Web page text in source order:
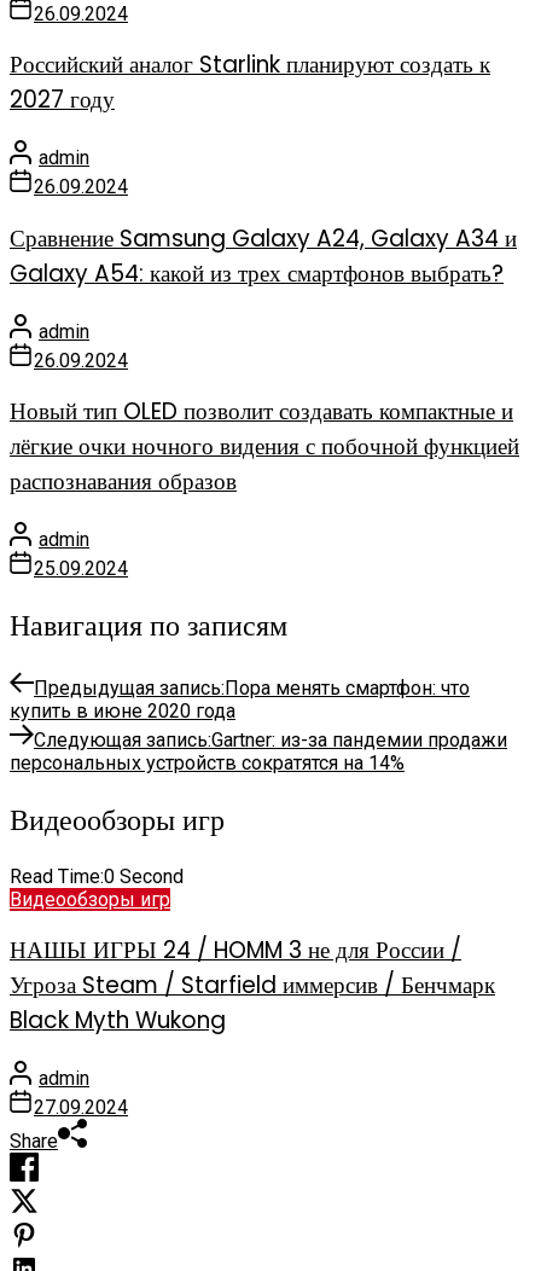
26.09.2024
Российский аналог Starlink планируют создать к
2027 году
admin
26.09.2024
Сравнение Samsung Galaxy A24, Galaxy A34 и
Galaxy A54: какой из трех смартфонов выбрать?
admin
26.09.2024
Новый тип OLED позволит создавать компактные и
лёгкие очки ночного видения с побочной функцией
распознавания образов
admin
25.09.2024
Навигация по записям
Предыдущая запись:Пора менять смартфон: что
купить в июне 2020 года
Следующая запись:Gartner: из-за пандемии продажи
персональных устройств сократятся на 14%
Видеообзоры игр
Read Time:0 Second
Видеообзоры игр
НАШЫ ИГРЫ 24 / HOMM 3 не для России /
Угроза Steam / Starfield иммерсив / Бенчмарк
Black Myth Wukong
admin
27.09.2024
Share